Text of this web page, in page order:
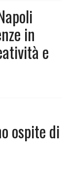
in
e
ospite di